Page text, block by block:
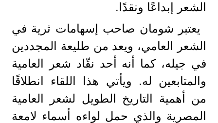
الشعر إبداعًا ونقدًا.
يعتبر شومان صاحب إسهامات ثرية في
الشعر العامي، ويعد من طليعة المجددين
في جيله، كما أنه أحد نقّاد شعر العامية
والمتابعين له. ويأتي هذا اللقاء انطلاقًا
من أهمية التاريخ الطويل لشعر العامية
المصرية والذي حمل لواءه أسماء لامعة